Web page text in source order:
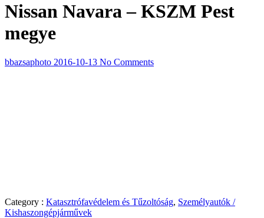
Nissan Navara – KSZM Pest
megye
bbazsaphoto 2016-10-13 No Comments
Category : Katasztrófavédelem és Tűzoltóság, Személyautók /
Kishaszongépjárművek